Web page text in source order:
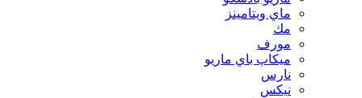
ماي ويتامينز
مك
مورف
ميكاپ باي ماريو
نارس
نيكس